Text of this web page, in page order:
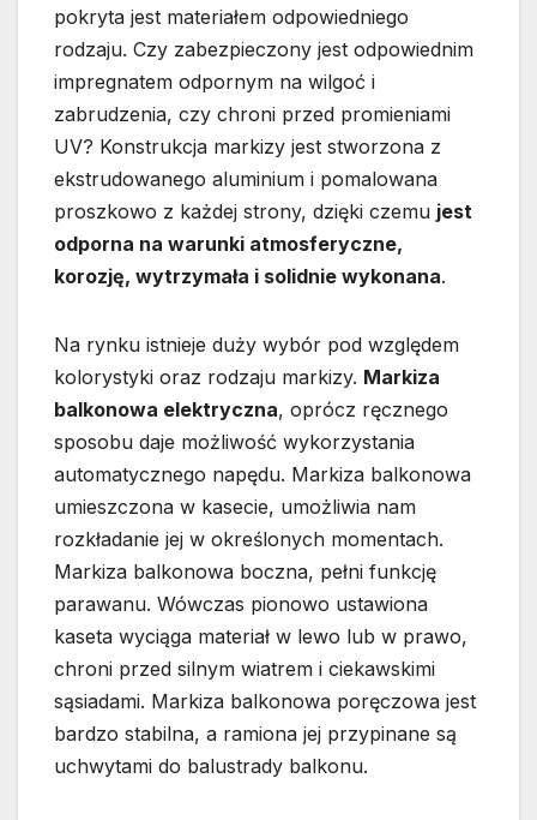
pokryta jest materiałem odpowiedniego
rodzaju. Czy zabezpieczony jest odpowiednim
impregnatem odpornym na wilgoć i
zabrudzenia, czy chroni przed promieniami
UV? Konstrukcja markizy jest stworzona z
ekstrudowanego aluminium i pomalowana
proszkowo z każdej strony, dzięki czemu jest
odporna na warunki atmosferyczne,
korozję, wytrzymała i solidnie wykonana.
Na rynku istnieje duży wybór pod względem
kolorystyki oraz rodzaju markizy. Markiza
balkonowa elektryczna, oprócz ręcznego
sposobu daje możliwość wykorzystania
automatycznego napędu. Markiza balkonowa
umieszczona w kasecie, umożliwia nam
rozkładanie jej w określonych momentach.
Markiza balkonowa boczna, pełni funkcję
parawanu. Wówczas pionowo ustawiona
kaseta wyciąga materiał w lewo lub w prawo,
chroni przed silnym wiatrem i ciekawskimi
sąsiadami. Markiza balkonowa poręczowa jest
bardzo stabilna, a ramiona jej przypinane są
uchwytami do balustrady balkonu.